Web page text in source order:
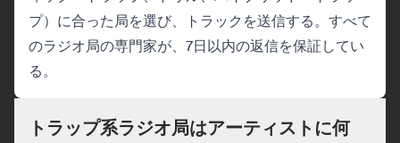
プ）に合った局を選び、トラックを送信する。すべて
のラジオ局の専門家が、7日以内の返信を保証してい
る。
トラップ系ラジオ局はアーティストに何